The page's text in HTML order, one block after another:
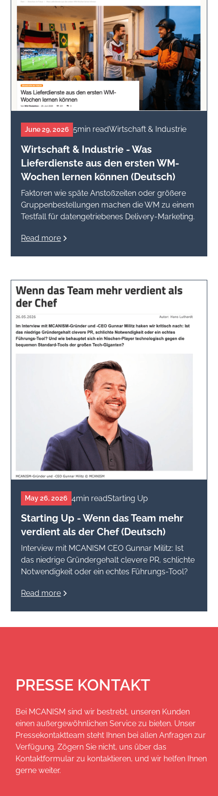
June 29, 2026 5min readWirtschaft & Industrie
Wirtschaft & Industrie - Was
Lieferdienste aus den ersten WM-
Wochen lernen können (Deutsch)
Faktoren wie späte Anstoßzeiten oder größere
Gruppenbestellungen machen die WM zu einem
Testfall für datengetriebenes Delivery-Marketing.
Read more
May 26, 2026 4min readStarting Up
Starting Up - Wenn das Team mehr
verdient als der Chef (Deutsch)
Interview mit MCANISM CEO Gunnar Militz: Ist
das niedrige Gründergehalt clevere PR, schlichte
Notwendigkeit oder ein echtes Führungs-Tool?
Read more
PRESSE KONTAKT
Bei MCANISM sind wir bestrebt, unseren Kunden
einen außergewöhnlichen Service zu bieten. Unser
Pressekontaktteam steht Ihnen bei allen Anfragen zur
Verfügung. Zögern Sie nicht, uns über das
Kontaktformular zu kontaktieren, und wir helfen Ihnen
gerne weiter.